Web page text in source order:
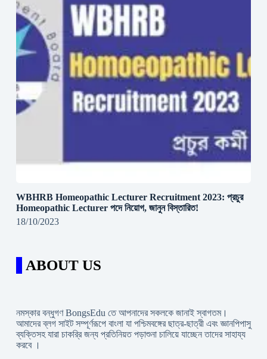
WBHRB Homeopathic Lecturer Recruitment 2023: প্রচুর
Homeopathic Lecturer পদে নিয়োগ, জানুন বিস্তারিত!
18/10/2023
ABOUT US
নমস্কার বন্ধুগণ BongsEdu তে আপনাদের সকলকে জানাই স্বাগতম।
আমাদের ব্লগ সাইট সম্পূর্ণরূপে বাংলা যা পশ্চিমবঙ্গের ছাত্র-ছাত্রী এবং জ্ঞানপিপাসু
ব্যক্তিসহ যারা চাকরি্র জন্য প্রতিনিয়ত পড়াশুনা চালিয়ে যাচ্ছেন তাদের সাহায্য
করবে ।